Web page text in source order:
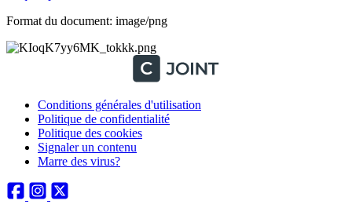
Format du document: image/png
Conditions générales d'utilisation
Politique de confidentialité
Politique des cookies
Signaler un contenu
Marre des virus?